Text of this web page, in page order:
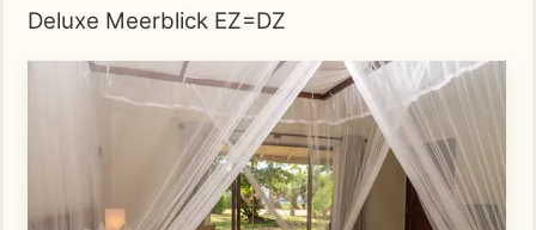
Deluxe Meerblick EZ=DZ